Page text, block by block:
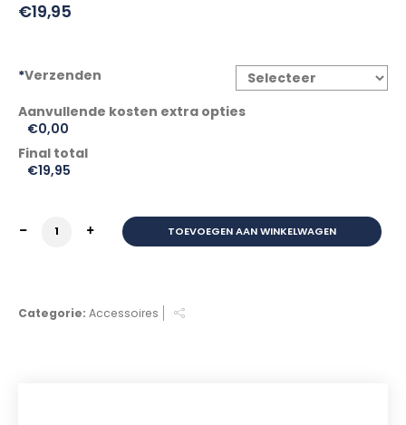
€19,95
*Verzenden
€0,00
Final total
€19,95
KETTINGSLOT TOP LOCK 120CM (ONGEKEURD) aantal
TOEVOEGEN AAN WINKELWAGEN
Categorie: Accessoires